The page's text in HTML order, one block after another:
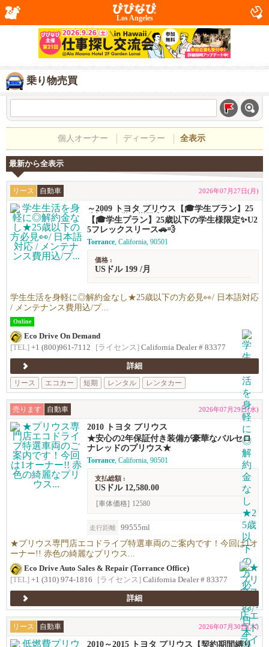
Los Angeles
乗り物売買
個人オーナー ディーラー 全表示
最新から全表示
リース 自動車 2026年07月27日(月)
～2009 トヨタ プリウス【🎓学生プラン】25
歳以下の学生様限定✨U25フレックスリース
🚗💨
【🎓学生プラン】25歳以下の学生様限定✨U2
5フレックスリース🚗💨
Torrance, California, 90501
価格 :
USドル 199 /月
学生生活を身軽に◎解約金なし★25歳以下の方必見👀/ 日本語対応
/ メンテナンス費用込/プ...
Online
Eco Drive On Demand
[TEL] +1 (800)961-7112 [ライセンス] California Dealer # 83377
詳細
リース
エコカー 短期 レンタル レンタカー
売ります 自動車 2026年07月29日(水)
2010 トヨタ プリウス
★安心の2年保証付き装備が豪華なバルセロ
ナレッドのプリウス★
Torrance, California, 90501
支払総額 :
USドル 12,580.00
[車体価格] 12580
走行距離 99555ml
★プリウス専門店エコドライブ特選車両のご案内です！今回は1オ
ーナー!! 赤色の綺麗なプリウス...
Eco Drive Auto Sales & Repair (Torrance Office)
[TEL] +1 (310) 974-1816 [ライセンス] California Dealer # 83377
詳細
リース 自動車 2026年07月30日(木)
2010～2015 トヨタ プリウス【契約期間縛り